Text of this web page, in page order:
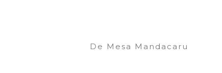
De Mesa Mandacaru